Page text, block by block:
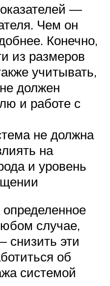
—
Чем он
Конечно,
из размеров
учитывать,
должен
и работе с
не должна
на
и уровень
случае,
снизить эти
об
системой